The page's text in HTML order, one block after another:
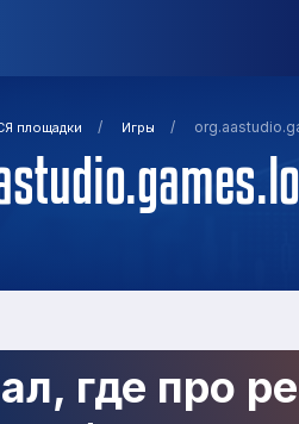
площадки / Игры /
где про